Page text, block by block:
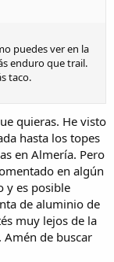
puedes ver en la
enduro que trail.
taco.
quieras. He visto
hasta los topes
en Almería. Pero
en algún
y es posible
de aluminio de
muy lejos de la
de buscar